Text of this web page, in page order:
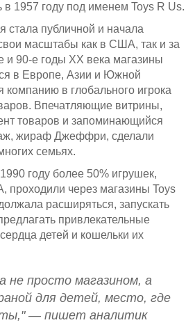
в 1957 году под именем Toys R Us.
стала публичной и начала
масштабы как в США, так и за
и 90-е годы ХХ века магазины
в Европе, Азии и Южной
в глобального игрока
Впечатляющие витрины,
товаров и запоминающийся
жираф Джеффри, сделали
семьях.
году более 50% игрушек,
через магазины Toys
расширяться, запускать
привлекательные
детей и кошельки их
не просто магазином, а
для детей, место, где
— пишет аналитик